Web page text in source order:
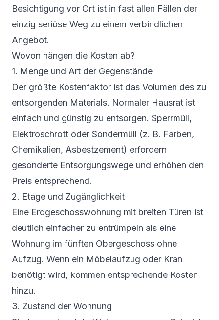
Besichtigung vor Ort ist in fast allen Fällen der
einzig seriöse Weg zu einem verbindlichen
Angebot.
Wovon hängen die Kosten ab?
1. Menge und Art der Gegenstände
Der größte Kostenfaktor ist das Volumen des zu
entsorgenden Materials. Normaler Hausrat ist
einfach und günstig zu entsorgen. Sperrmüll,
Elektroschrott oder Sondermüll (z. B. Farben,
Chemikalien, Asbestzement) erfordern
gesonderte Entsorgungswege und erhöhen den
Preis entsprechend.
2. Etage und Zugänglichkeit
Eine Erdgeschosswohnung mit breiten Türen ist
deutlich einfacher zu entrümpeln als eine
Wohnung im fünften Obergeschoss ohne
Aufzug. Wenn ein Möbelaufzug oder Kran
benötigt wird, kommen entsprechende Kosten
hinzu.
3. Zustand der Wohnung